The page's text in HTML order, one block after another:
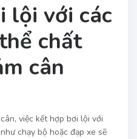
lội với các
chất
cân
việc kết hợp bơi lội với
chạy bộ hoặc đạp xe sẽ